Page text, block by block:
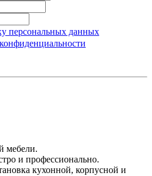
персональных данных
мебели.
и профессионально.
кухонной, корпусной и